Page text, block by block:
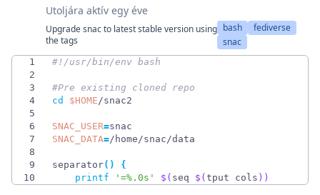
Utoljára aktív egy éve
Upgrade snac to latest stable version using
the tags
bash
fediverse
snac
1
2
3
#Pre existing cloned repo
4
cd $HOME
5
6
SNAC_USER=
7
SNAC_DATA=
8
9
separator( )
{
10
printf '=%.0s' $( seq $( tput cols ) )